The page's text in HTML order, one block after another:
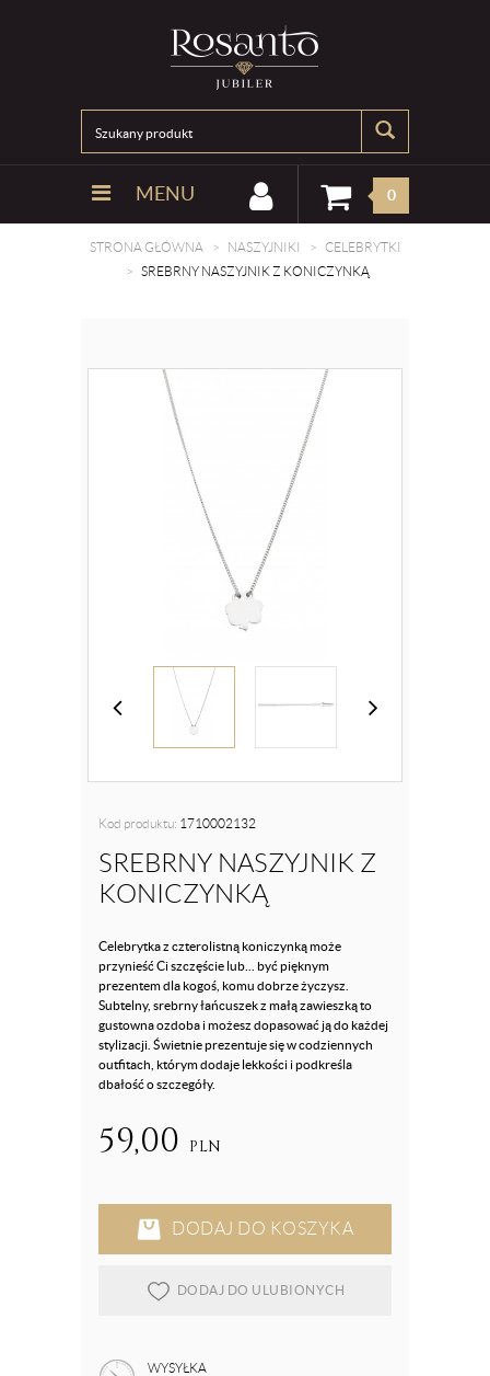
MENU 0
STRONA GŁÓWNA NASZYJNIKI
CELEBRYTKI
SREBRNY NASZYJNIK Z KONICZYNKĄ
Kod produktu: 1710002132
SREBRNY NASZYJNIK Z
KONICZYNKĄ
Celebrytka z czterolistną koniczynką może
przynieść Ci szczęście lub... być pięknym
prezentem dla kogoś, komu dobrze życzysz.
Subtelny, srebrny łańcuszek z małą zawieszką to
gustowna ozdoba i możesz dopasować ją do każdej
stylizacji. Świetnie prezentuje się w codziennych
outfitach, którym dodaje lekkości i podkreśla
dbałość o szczegóły.
59,00 PLN
DODAJ DO KOSZYKA
DODAJ DO ULUBIONYCH
WYSYŁKA